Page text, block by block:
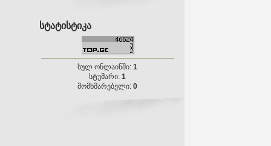
სტატისტიკა
სულ ონლაინში:1
სტუმარი:1
მომხმარებელი:0